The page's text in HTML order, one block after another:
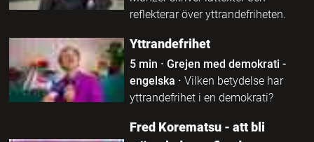
reflekterar över yttrandefriheten.
Yttrandefrihet
5 min · Grejen med demokrati -
engelska · Vilken betydelse har
yttrandefrihet i en demokrati?
Fred Korematsu - att bli